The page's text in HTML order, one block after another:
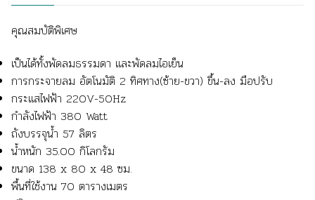
คุณสมบัติพิเศษ
เป็นได้ทั้งพัดลมธรรมดา และพัดลมไอเย็น
การกระจายลม อัตโนมัติ 2 ทิศทาง(ซ้าย-ขวา) ขึ้น-ลง มือปรับ
กระแสไฟฟ้า 220V-50Hz
กำลังไฟฟ้า 380 Watt
ถังบรรจุน้ำ 57 ลิตร
น้ำหนัก 35.00 กิโลกรัม
ขนาด 138 x 80 x 48 ซม.
พื้นที่ใช้งาน 70 ตารางเมตร